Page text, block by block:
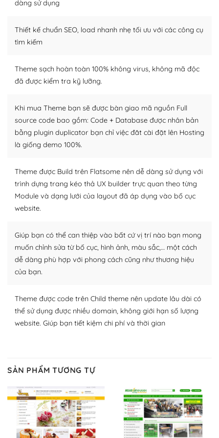
WordPress là nơi lưu trữ cho một diễn đàn cộng đồng
người cuồng tín WordPress.
Nếu bạn gặp khó khăn, bạn có thể lên mạng và tìm
lời, giải đáp vấn đề của bạn.
Cộng đồng sử dụng WordPress sẵn sàng hỗ trợ bạn
– Đa dạng plugin và themes
Plugin mở rộng là thành phần cài đặt thêm vào
WordPress để tăng thêm các tính năng cần thiết. Có
nhiều plugin trả phí hoặc miễn phí.
Nhờ lượng người dùng đông đảo, thư viện themes và
thích chọn lựa plugin và themes phù hợp cho mục đích
lập website của mình.
WordPress đa dạng plugin và themes
Với mọi Hosting bất kỳ thì WordPress đều có thể dễ
dàng thiết lập vì thực tế nó đã cung cấp khoảng 60%
trang web WordPress của bạn.
Dễ dàng lựa chọn Hosting cho website WordPress
– Bảo mật cực tốt
Vì WordPress hiện là nền tảng xây dựng trang web và
dàng sử dụng
Thiết kế chuẩn SEO, load nhanh nhẹ tối ưu với các công cụ
tìm kiếm
Theme sạch hoàn toàn 100% không virus, không mã độc
đã được kiểm tra kỹ lưỡng.
Khi mua Theme bạn sẽ được bàn giao mã nguồn Full
source code bao gồm: Code + Database được nhân bản
bằng plugin duplicator bạn chỉ việc đăt cài đặt lên Hosting
là giống demo 100%.
Theme được Build trên Flatsome nên dễ dàng sử dụng với
trình dựng trang kéo thả UX builder trực quan theo từng
Module và dạng lưới của layout đã áp dụng vào bố cục
website.
Giúp bạn có thể can thiệp vào bất cứ vị trí nào bạn mong
muốn chỉnh sửa từ bố cục, hình ảnh, màu sắc,… một cách
dễ dàng phù hợp với phong cách cũng như thương hiệu
của bạn.
Theme được code trên Child theme nên update lâu dài có
thể sử dụng được nhiều domain, không giới hạn số lượng
website. Giúp bạn tiết kiệm chi phí và thời gian
SẢN PHẨM TƯƠNG TỰ